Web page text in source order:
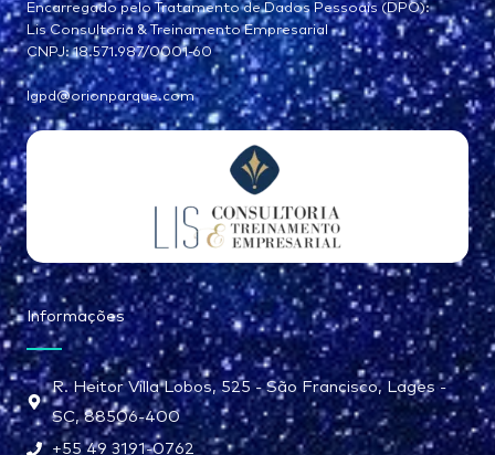
Informações
R. Heitor Villa Lobos, 525 - São Francisco, Lages -
SC, 88506-400
+55 49 3191-0762
Encarregado pelo Tratamento de Dados Pessoais (DPO):
Lis Consultoria & Treinamento Empresarial
CNPJ: 18.571.987/0001-60
lgpd@orionparque.com